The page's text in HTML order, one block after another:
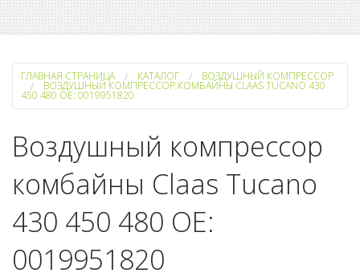
ГЛАВНАЯ СТРАНИЦА КАТАЛОГ ВОЗДУШНЫЙ КОМПРЕССОР
ВОЗДУШНЫЙ КОМПРЕССОР КОМБАЙНЫ CLAAS TUCANO 430
450 480 OE: 0019951820
Воздушный компрессор
комбайны Claas Tucano
430 450 480 OE:
0019951820